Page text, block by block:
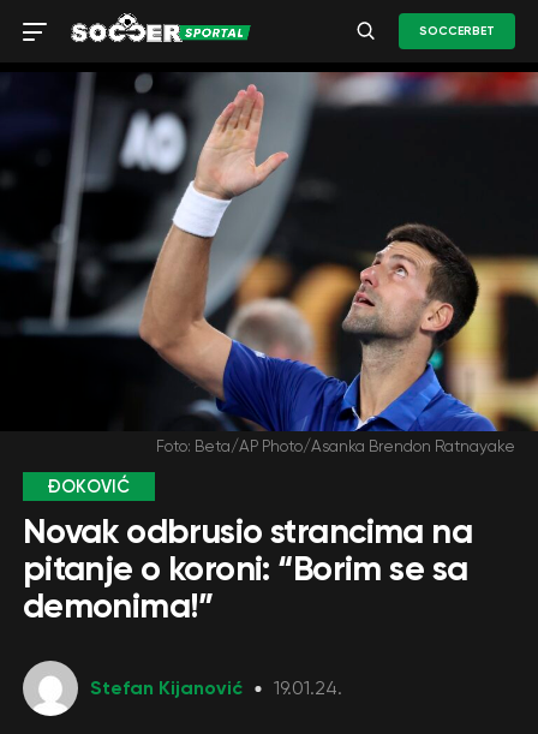
SOCCERBET
Foto: Beta/AP Photo/Asanka Brendon Ratnayake
ĐOKOVIĆ
Novak odbrusio strancima na
pitanje o koroni: “Borim se sa
demonima!”
Stefan Kijanović 19.01.24.